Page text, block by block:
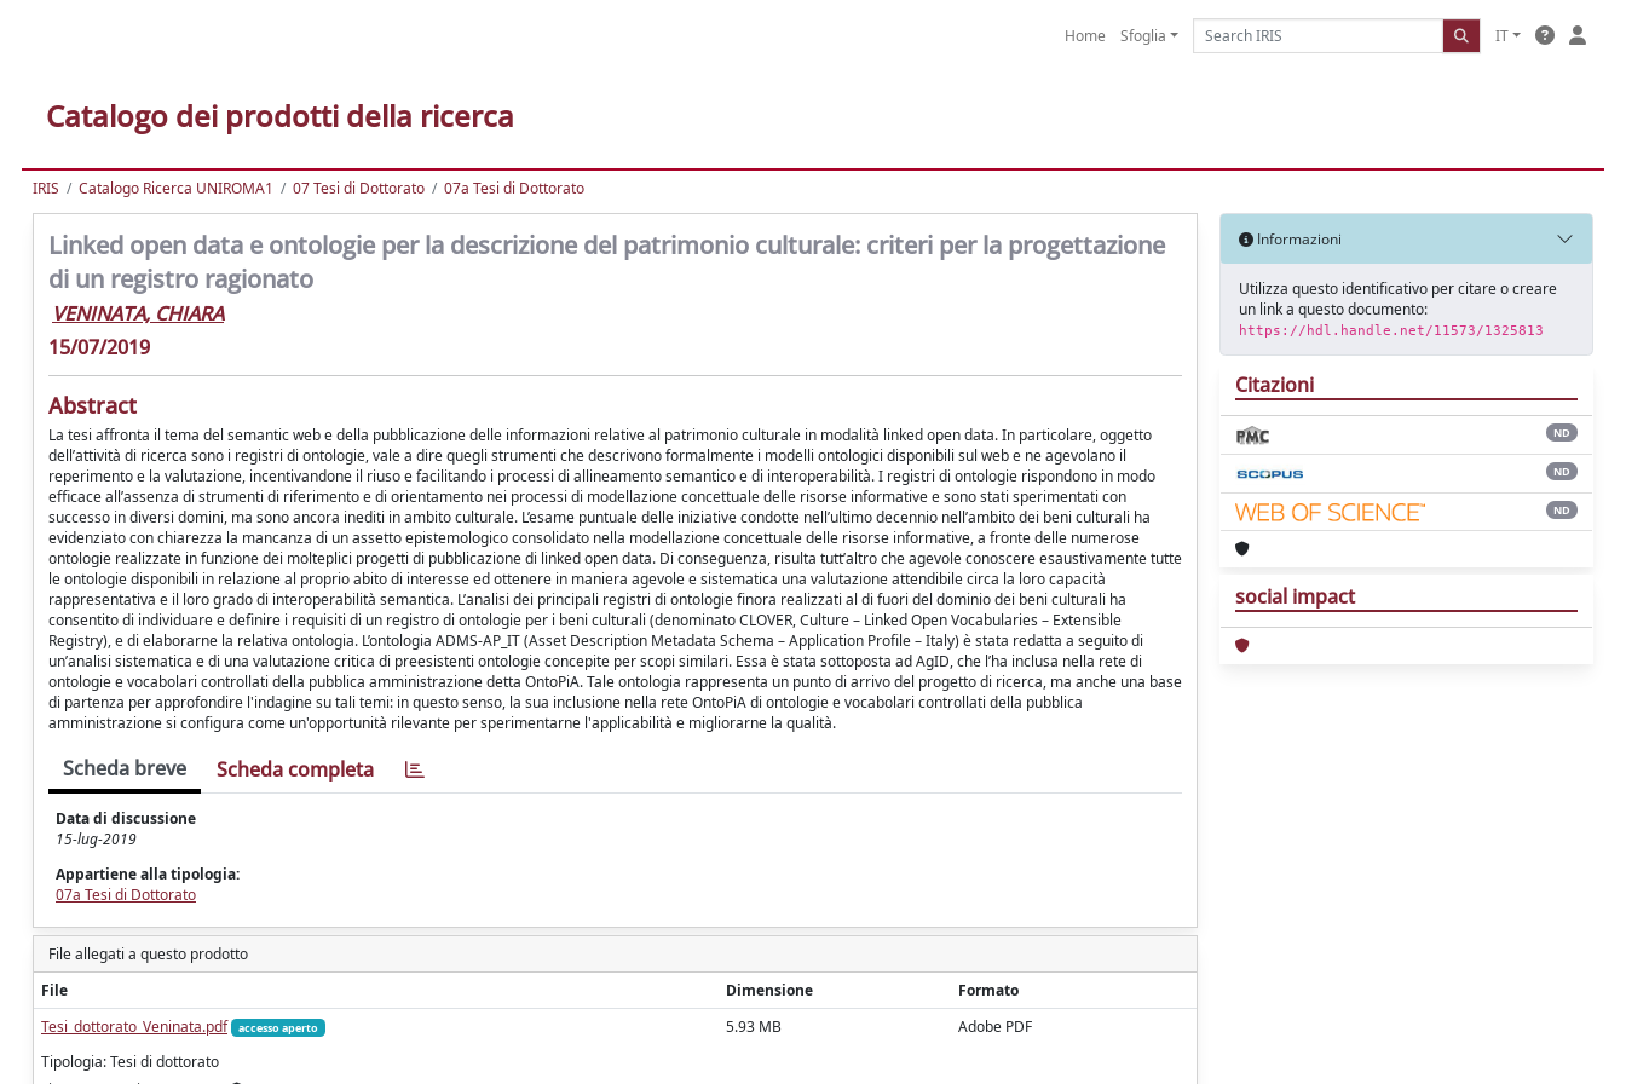
Home Sfoglia IT
Catalogo dei prodotti della ricerca
IRIS Catalogo Ricerca UNIROMA1 07 Tesi di Dottorato 07a Tesi di Dottorato
Linked open data e ontologie per la descrizione del patrimonio culturale: criteri per la progettazione
di un registro ragionato
VENINATA, CHIARA
15/07/2019
Abstract
La tesi affronta il tema del semantic web e della pubblicazione delle informazioni relative al patrimonio culturale in modalità linked open data. In particolare, oggetto
dell’attività di ricerca sono i registri di ontologie, vale a dire quegli strumenti che descrivono formalmente i modelli ontologici disponibili sul web e ne agevolano il
reperimento e la valutazione, incentivandone il riuso e facilitando i processi di allineamento semantico e di interoperabilità. I registri di ontologie rispondono in modo
efficace all’assenza di strumenti di riferimento e di orientamento nei processi di modellazione concettuale delle risorse informative e sono stati sperimentati con
successo in diversi domini, ma sono ancora inediti in ambito culturale. L’esame puntuale delle iniziative condotte nell’ultimo decennio nell’ambito dei beni culturali ha
evidenziato con chiarezza la mancanza di un assetto epistemologico consolidato nella modellazione concettuale delle risorse informative, a fronte delle numerose
ontologie realizzate in funzione dei molteplici progetti di pubblicazione di linked open data. Di conseguenza, risulta tutt’altro che agevole conoscere esaustivamente tutte
le ontologie disponibili in relazione al proprio abito di interesse ed ottenere in maniera agevole e sistematica una valutazione attendibile circa la loro capacità
rappresentativa e il loro grado di interoperabilità semantica. L’analisi dei principali registri di ontologie finora realizzati al di fuori del dominio dei beni culturali ha
consentito di individuare e definire i requisiti di un registro di ontologie per i beni culturali (denominato CLOVER, Culture – Linked Open Vocabularies – Extensible
Registry), e di elaborarne la relativa ontologia. L’ontologia ADMS-AP_IT (Asset Description Metadata Schema – Application Profile – Italy) è stata redatta a seguito di
un’analisi sistematica e di una valutazione critica di preesistenti ontologie concepite per scopi similari. Essa è stata sottoposta ad AgID, che l’ha inclusa nella rete di
ontologie e vocabolari controllati della pubblica amministrazione detta OntoPiA. Tale ontologia rappresenta un punto di arrivo del progetto di ricerca, ma anche una base
di partenza per approfondire l'indagine su tali temi: in questo senso, la sua inclusione nella rete OntoPiA di ontologie e vocabolari controllati della pubblica
amministrazione si configura come un'opportunità rilevante per sperimentarne l'applicabilità e migliorarne la qualità.
Scheda breve Scheda completa
Data di discussione
15-lug-2019
Appartiene alla tipologia:
07a Tesi di Dottorato
File allegati a questo prodotto
File
Dimensione
Formato
Tesi_dottorato_Veninata.pdf
accesso aperto
Tipologia: Tesi di dottorato
5.93 MB Adobe PDF
Informazioni
Utilizza questo identificativo per citare o creare
un link a questo documento:
https://hdl.handle.net/11573/1325813
Citazioni
ND
ND
ND
social impact